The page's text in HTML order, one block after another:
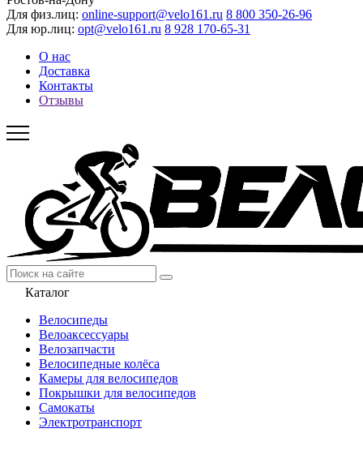
Для физ.лиц: online-support@velo161.ru 8 800 350-26-96
Для юр.лиц: opt@velo161.ru 8 928 170-65-31
О нас
Доставка
Контакты
Отзывы
Каталог
Велосипеды
Велоаксессуары
Велозапчасти
Велосипедные колёса
Камеры для велосипедов
Покрышки для велосипедов
Самокаты
Электротранспорт